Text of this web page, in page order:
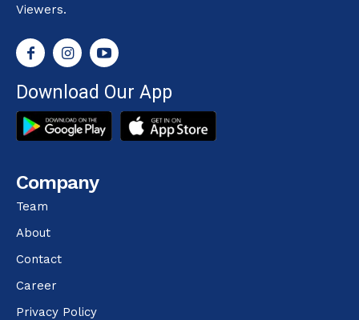
Viewers.
Download Our App
Company
Team
About
Contact
Career
Privacy Policy